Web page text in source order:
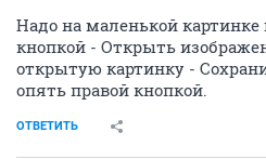
Надо на маленькой
кнопкой - Открыть
открытую картинку -
опять правой кнопкой.
ОТВЕТИТЬ